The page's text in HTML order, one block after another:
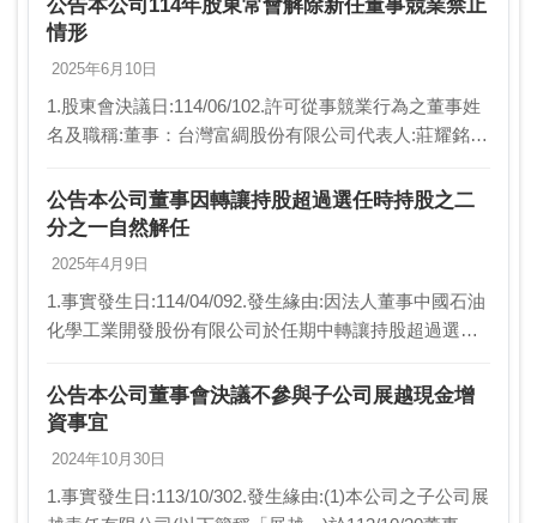
公告本公司114年股東常會解除新任董事競業禁止
情形
2025年6月10日
1.股東會決議日:114/06/102.許可從事競業行為之董事姓
名及職稱:董事：台灣富綢股份有限公司代表人:莊耀銘3.
範圍相同或類似的公司之行為。4…
公告本公司董事因轉讓持股超過選任時持股之二
分之一自然解任
2025年4月9日
1.事實發生日:114/04/092.發生緣由:因法人董事中國石油
化學工業開發股份有限公司於任期中轉讓持股超過選任
施:1.選任或變動人員別:法人董事…
公告本公司董事會決議不參與子公司展越現金增
資事宜
2024年10月30日
1.事實發生日:113/10/302.發生緣由:(1)本公司之子公司展